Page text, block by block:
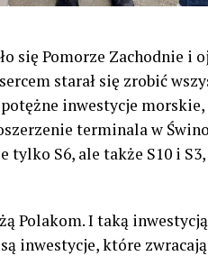
się Pomorze Zachodnie i
starał się zrobić
inwestycje morskie,
terminala w
tylko S6, ale także S10 i
Polakom. I taką
inwestycje, które